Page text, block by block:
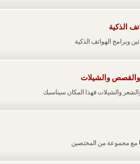
الذكية
وبرامج الهواتف الذكية
والقصص والشيلات
والشيلات فهذا المكان سيناسبك
مع مجموعة من المختصين